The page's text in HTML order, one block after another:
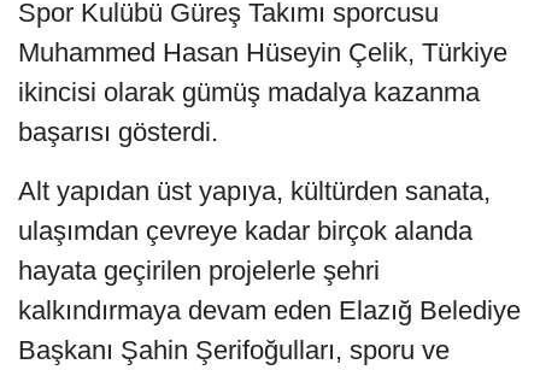
Spor Kulübü Güreş Takımı sporcusu
Muhammed Hasan Hüseyin Çelik, Türkiye
ikincisi olarak gümüş madalya kazanma
başarısı gösterdi.
Alt yapıdan üst yapıya, kültürden sanata,
ulaşımdan çevreye kadar birçok alanda
hayata geçirilen projelerle şehri
kalkındırmaya devam eden Elazığ Belediye
Başkanı Şahin Şerifoğulları, sporu ve